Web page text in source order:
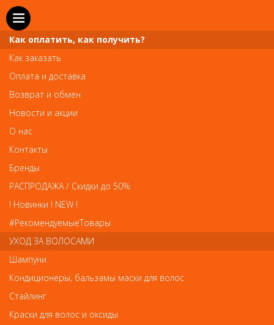
SEO
Деваль Кисть для окраски широкая черная с
Как оплатить, как получить?
Как заказать
Оплата и доставка
Возврат и обмен
Новости и акции
О нас
Контакты
Бренды
РАСПРОДАЖА / Скидки до 50%
! Новинки ! NEW !
#РекомендуемыеТовары
УХОД ЗА ВОЛОСАМИ
Шампуни
Кондиционеры, бальзамы маски для волос
Стайлинг
Краски для волос и оксиды